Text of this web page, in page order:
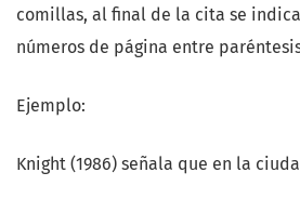
comillas, al final de la cita se
números de página entre
Ejemplo:
Knight (1986) señala que en la